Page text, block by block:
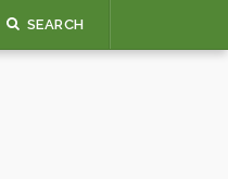
SEARCH